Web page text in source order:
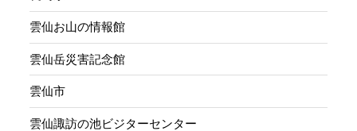
雲仙お山の情報館
雲仙岳災害記念館
雲仙市
雲仙諏訪の池ビジターセンター